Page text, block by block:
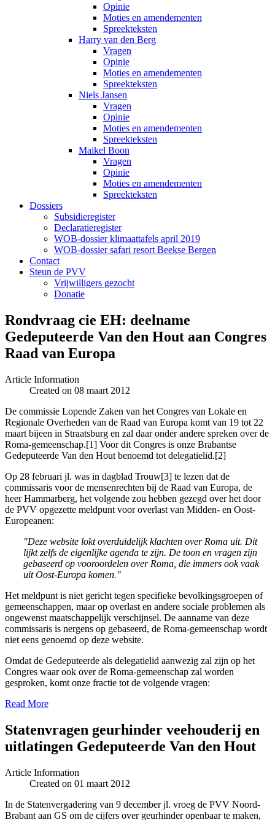
Opinie
Moties en amendementen
Spreekteksten
Harry van den Berg
Vragen
Opinie
Moties en amendementen
Spreekteksten
Niels Jansen
Vragen
Opinie
Moties en amendementen
Spreekteksten
Maikel Boon
Vragen
Opinie
Moties en amendementen
Spreekteksten
Dossiers
Subsidieregister
Declaratieregister
WOB-dossier klimaattafels april 2019
WOB-dossier safari resort Beekse Bergen
Contact
Steun de PVV
Vrijwilligers gezocht
Donatie
Rondvraag cie EH: deelname
Gedeputeerde Van den Hout aan Congres
Raad van Europa
Article Information
Created on 08 maart 2012
De commissie Lopende Zaken van het Congres van Lokale en
Regionale Overheden van de Raad van Europa komt van 19 tot 22
maart bijeen in Straatsburg en zal daar onder andere spreken over de
Roma-gemeenschap.[1] Voor dit Congres is onze Brabantse
Gedeputeerde Van den Hout benoemd tot delegatielid.[2]
Op 28 februari jl. was in dagblad Trouw[3] te lezen dat de
commissaris voor de mensenrechten bij de Raad van Europa, de
heer Hammarberg, het volgende zou hebben gezegd over het door
de PVV opgezette meldpunt voor overlast van Midden- en Oost-
Europeanen:
"Deze website lokt overduidelijk klachten over Roma uit. Dit
lijkt zelfs de eigenlijke agenda te zijn. De toon en vragen zijn
gebaseerd op vooroordelen over Roma, die immers ook vaak
uit Oost-Europa komen."
Het meldpunt is niet gericht tegen specifieke bevolkingsgroepen of
gemeenschappen, maar op overlast en andere sociale problemen als
ongewenst maatschappelijk verschijnsel. De aanname van deze
commissaris is nergens op gebaseerd, de Roma-gemeenschap wordt
niet eens genoemd op deze website.
Omdat de Gedeputeerde als delegatielid aanwezig zal zijn op het
Congres waar ook over de Roma-gemeenschap zal worden
gesproken, komt onze fractie tot de volgende vragen:
Read More
Statenvragen geurhinder veehouderij en
uitlatingen Gedeputeerde Van den Hout
Article Information
Created on 01 maart 2012
In de Statenvergadering van 9 december jl. vroeg de PVV Noord-
Brabant aan GS om de cijfers over geurhinder openbaar te maken,